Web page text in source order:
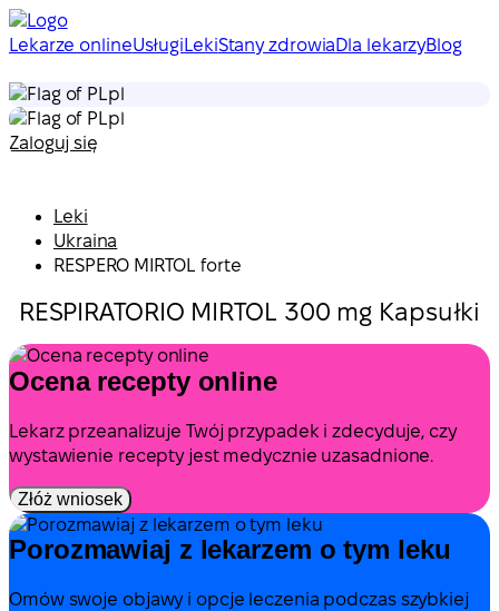
Lekarze onlineUsługi LekiStany zdrowiaDla lekarzyBlog
pl
pl
Zaloguj się
Leki
Ukraina
RESPERO MIRTOL forte
RESPIRATORIO MIRTOL 300 mg Kapsułki
Ocena recepty online
Lekarz przeanalizuje Twój przypadek i zdecyduje, czy
wystawienie recepty jest medycznie uzasadnione.
Złóż wniosek
Porozmawiaj z lekarzem o tym leku
Omów swoje objawy i opcje leczenia podczas szybkiej